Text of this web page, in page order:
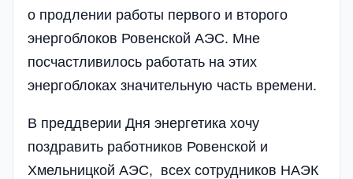
о продлении работы первого и второго
энергоблоков Ровенской АЭС. Мне
посчастливилось работать на этих
энергоблоках значительную часть времени.
В преддверии Дня энергетика хочу
поздравить работников Ровенской и
Хмельницкой АЭС, всех сотрудников НАЭК